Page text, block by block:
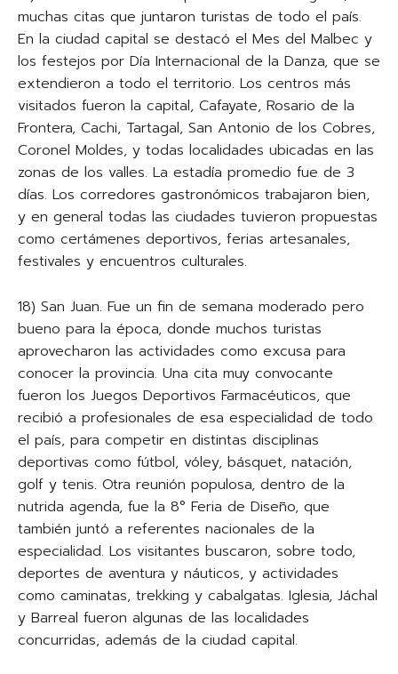
muchas citas que juntaron turistas de todo el país.
En la ciudad capital se destacó el Mes del Malbec y
los festejos por Día Internacional de la Danza, que se
extendieron a todo el territorio. Los centros más
visitados fueron la capital, Cafayate, Rosario de la
Frontera, Cachi, Tartagal, San Antonio de los Cobres,
Coronel Moldes, y todas localidades ubicadas en las
zonas de los valles. La estadía promedio fue de 3
días. Los corredores gastronómicos trabajaron bien,
y en general todas las ciudades tuvieron propuestas
como certámenes deportivos, ferias artesanales,
festivales y encuentros culturales.
18) San Juan. Fue un fin de semana moderado pero
bueno para la época, donde muchos turistas
aprovecharon las actividades como excusa para
conocer la provincia. Una cita muy convocante
fueron los Juegos Deportivos Farmacéuticos, que
recibió a profesionales de esa especialidad de todo
el país, para competir en distintas disciplinas
deportivas como fútbol, vóley, básquet, natación,
golf y tenis. Otra reunión populosa, dentro de la
nutrida agenda, fue la 8° Feria de Diseño, que
también juntó a referentes nacionales de la
especialidad. Los visitantes buscaron, sobre todo,
deportes de aventura y náuticos, y actividades
como caminatas, trekking y cabalgatas. Iglesia, Jáchal
y Barreal fueron algunas de las localidades
concurridas, además de la ciudad capital.